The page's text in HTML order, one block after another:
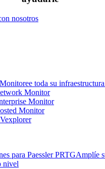
nosotros
Monitoree toda su
Monitor
Monitor
Monitor
para Paessler PRTGAmplíe
nivel